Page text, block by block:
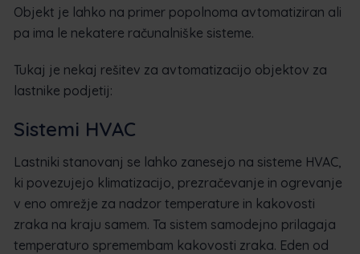
Objekt je lahko na primer popolnoma avtomatiziran ali
pa ima le nekatere računalniške sisteme.
Tukaj je nekaj rešitev za avtomatizacijo objektov za
lastnike podjetij:
Sistemi HVAC
Lastniki stanovanj se lahko zanesejo na sisteme HVAC,
ki povezujejo klimatizacijo, prezračevanje in ogrevanje
v eno omrežje za nadzor temperature in kakovosti
zraka na kraju samem. Ta sistem samodejno prilagaja
temperaturo spremembam kakovosti zraka. Eden od